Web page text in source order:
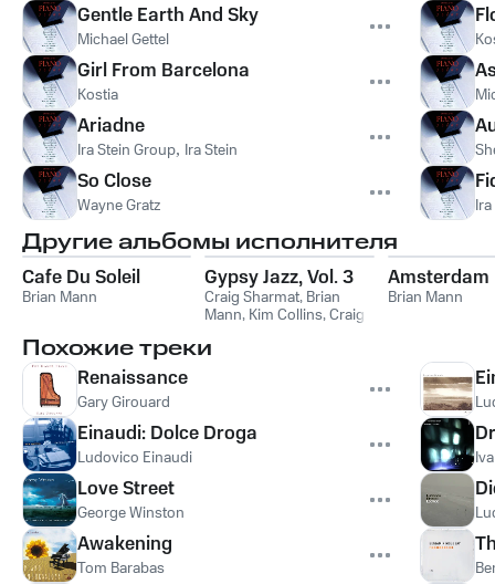
Gentle Earth And Sky
Michael Gettel
Girl From Barcelona
Kostia
Ariadne
Ira Stein Group, Ira Stein
So Close
Wayne Gratz
Другие альбомы исполнителя
Cafe Du Soleil
Brian Mann
Gypsy Jazz, Vol. 3
Craig Sharmat, Brian
Mann, Kim Collins,Craig
Collins
Amsterdam
Brian Mann
Похожие треки
Renaissance
Gary Girouard
Einaudi: Dolce Droga
Ludovico Einaudi
Love Street
George Winston
Awakening
Tom Barabas